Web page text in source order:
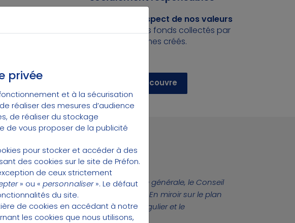
et
au respect de nos valeurs
dans la gestion des fonds collectés par
les régimes créés.
Je découvre
se répartissent entre l’Assemblée générale, le Conseil
le Président de l’association. En miroir sur le plan
pour assurer le fonctionnement régulier et le
privée
et à la sécurisation
réaliser des mesures d’audience
de réaliser du stockage
de vous proposer de la publicité
pour stocker et accéder à des
des cookies sur le site de Préfon.
de ceux strictement
» ou « personnaliser». Le défaut
du site.
de cookies en accédant à notre
les cookies que nous utilisons,